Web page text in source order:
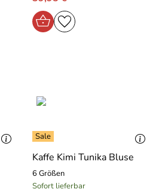
Kaffe Kimi Tunika Bluse
6 Größen
Sofort lieferbar